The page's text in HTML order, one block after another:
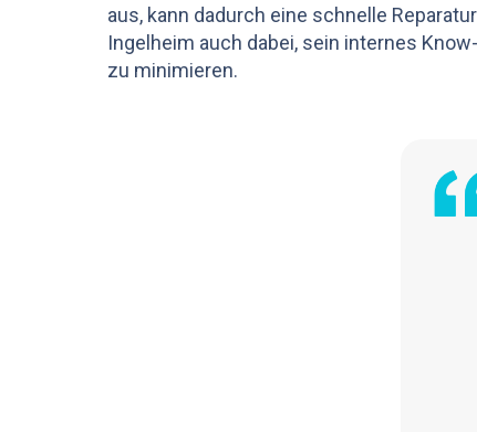
aus, kann dadurch eine schnelle
Ingelheim auch dabei, sein internes
zu minimieren.